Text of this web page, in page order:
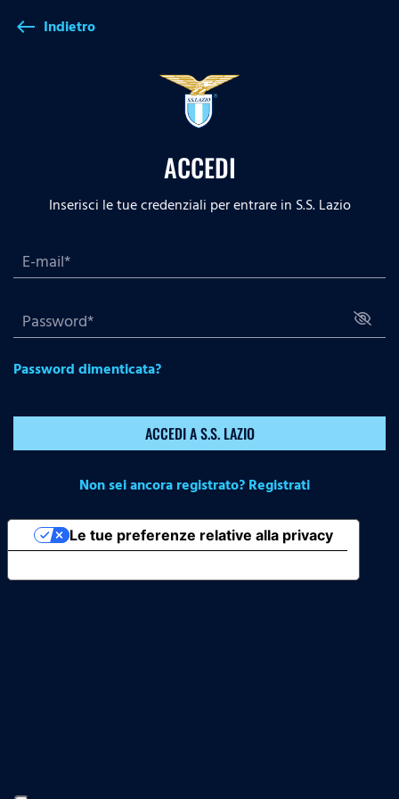
west Indietro
ACCEDI
Inserisci le tue credenziali per entrare in S.S. Lazio
Password dimenticata?
ACCEDI A S.S. LAZIO
Non sei ancora registrato? Registrati
Le tue preferenze relative alla privacy